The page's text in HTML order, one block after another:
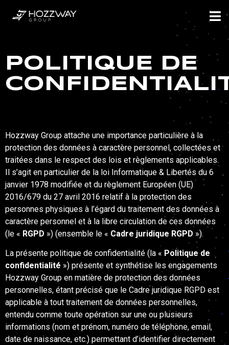
POLITIQUE DE
Hozzway Group attache une importance particulière à la
protection des données à caractère personnel, collectées et
traitées dans le respect des lois et règlements applicables.
Il s’agit en particulier de la loi Informatique & Libertés du 6
janvier 1978 modifiée et du règlement Européen (UE)
2016/679 du 27 avril 2016 relatif à la protection des
personnes physiques à l’égard du traitement des données à
caractère personnel et à la libre circulation de ces données
(le « RGPD ») (ensemble le « Cadre juridique RGPD »).
La présente politique de confidentialité (la « Politique de
confidentialité ») présente et synthétise les engagements
Hozzway Group en matière de protection des données
personnelles, étant précisé que le Cadre juridique RGPD est
applicable à tout traitement de données personnelles,
entendu comme toute opération sur une ou plusieurs
informations (nom et prénom, numéro de téléphone, email,
date de naissance, etc.) permettant d’identifier directement